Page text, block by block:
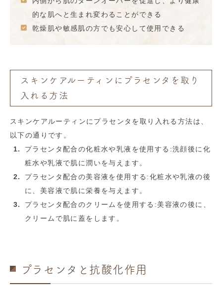
的な肌へと生まれ変わることができる
乾燥肌や敏感肌の方でも安心して使用できる
スキンケアルーティンにプラセンタを取り
入れる方法
スキンケアルーティンにプラセンタを取り入れる方法は、
以下の通りです。
プラセンタ配合の化粧水や乳液を使用する:洗顔後に化
粧水や乳液で肌に潤いを与えます。
プラセンタ配合の美容液を使用する:化粧水や乳液の後
に、美容液で肌に栄養を与えます。
プラセンタ配合のクリームを使用する:美容液の後に、
クリームで肌に蓋をします。
プラセンタと抗酸化作用